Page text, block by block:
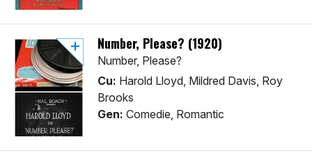
Number, Please? (1920)
Number, Please?
Cu: Harold Lloyd, Mildred Davis, Roy
Brooks
Gen: Comedie, Romantic